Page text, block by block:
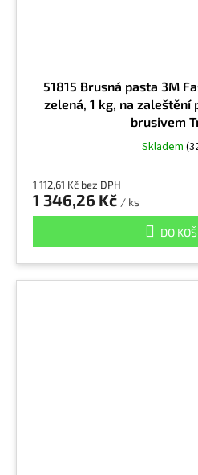
51815 Brusná pasta 3M
zelená, 1 kg, na zaleštění
brusivem
Skladem
1 112,61 Kč bez DPH
1 346,26 Kč / ks
DO